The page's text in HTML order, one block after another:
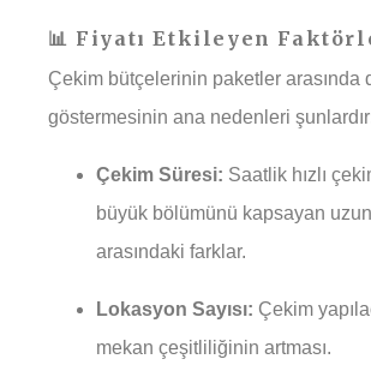
📊 Fiyatı Etkileyen
Çekim bütçelerinin paketler arasında
göstermesinin ana nedenleri
Çekim Süresi: Saatlik hızlı
büyük bölümünü kapsayan
arasındaki farklar.
Lokasyon Sayısı: Çekim
mekan çeşitliliğinin artması.